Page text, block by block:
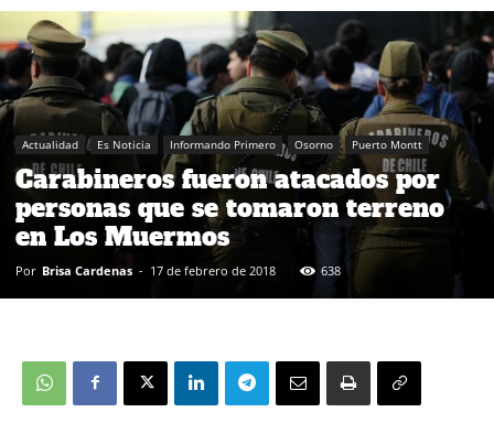
Actualidad Es Noticia Informando Primero Osorno Puerto Montt
Carabineros fueron atacados por
personas que se tomaron terreno
en Los Muermos
Por Brisa Cardenas - 17 de febrero de 2018 638